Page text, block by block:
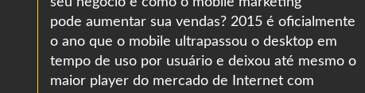
pode aumentar sua vendas? 2015 é oficialmente
o ano que o mobile ultrapassou o desktop em
tempo de uso por usuário e deixou até mesmo o
maior player do mercado de Internet com